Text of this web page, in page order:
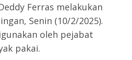
Ferras melakukan
Senin (10/2/2025).
oleh pejabat
pakai.